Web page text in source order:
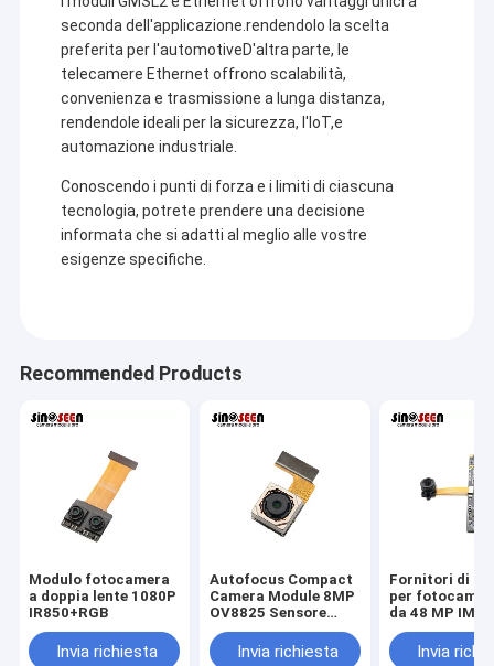
seconda dell'applicazione.rendendolo la scelta
preferita per l'automotiveD'altra parte, le
telecamere Ethernet offrono scalabilità,
convenienza e trasmissione a lunga distanza,
rendendole ideali per la sicurezza, l'IoT,e
automazione industriale.
Conoscendo i punti di forza e i limiti di ciascuna
tecnologia, potrete prendere una decisione
informata che si adatti al meglio alle vostre
esigenze specifiche.
Recommended Products
Modulo fotocamera
a doppia lente 1080P
IR850+RGB
Invia richiesta
Autofocus Compact
Camera Module 8MP
OV8825 Sensore
Interfaccia MIPI
Invia richiesta
Fornitori di
per
da 48 MP
Invia